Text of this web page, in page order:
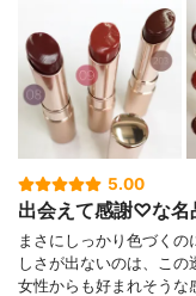
5.00
出会えて感謝♡な名
まさにしっかり色づく
しさが出ないのは、こ
女性からも好まれそう